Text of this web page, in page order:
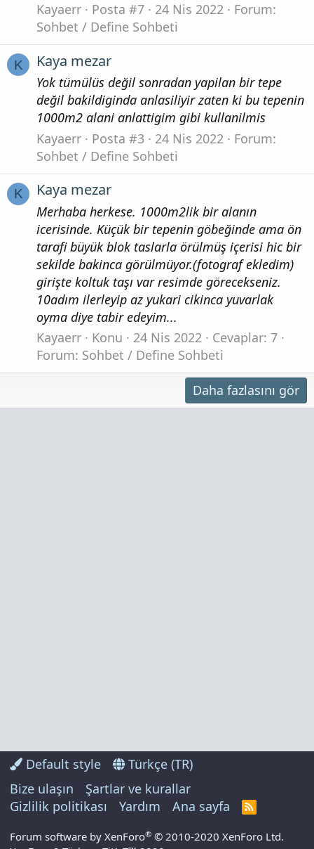
Kayaerr
Posta #7 24 Nis 2022
Forum:
Sohbet / Define Sohbeti
K Kaya mezar
Yok tümülüs değil sonradan yapilan bir tepe
değil bakildiginda anlasiliyir zaten ki bu tepenin
1000m2 alani anlattigim gibi kullanilmis
Kayaerr
Posta #3 24 Nis 2022
Forum:
Sohbet / Define Sohbeti
K Kaya mezar
Merhaba herkese. 1000m2lik bir alanın
icerisinde. Küçük bir tepenin göbeğinde ama ön
tarafi büyük blok taslarla örülmüş içerisi hic bir
sekilde bakinca görülmüyor.(fotograf ekledim)
girişte koltuk taşı var resimde görecekseniz.
10adım ilerleyip az yukari cikinca yuvarlak
oyma diye tabir edeyim...
Kayaerr
Konu 24 Nis 2022
Cevaplar: 7
Forum: Sohbet / Define Sohbeti
Daha fazlasını gör
Default style
Türkçe (TR)
Bize ulaşın
Şartlar ve kurallar
Gizlilik politikası
Yardım Ana sayfa
R
S
Forum software by XenForo® © 2010-2020 XenForo Ltd.